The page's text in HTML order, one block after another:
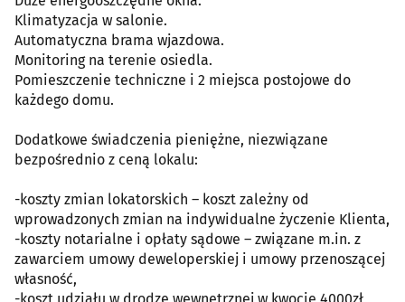
Klimatyzacja w salonie.
Automatyczna brama wjazdowa.
Monitoring na terenie osiedla.
Pomieszczenie techniczne i 2 miejsca postojowe do
każdego domu.
Dodatkowe świadczenia pieniężne, niezwiązane
bezpośrednio z ceną lokalu:
-koszty zmian lokatorskich – koszt zależny od
wprowadzonych zmian na indywidualne życzenie Klienta,
-koszty notarialne i opłaty sądowe – związane m.in. z
zawarciem umowy deweloperskiej i umowy przenoszącej
własność,